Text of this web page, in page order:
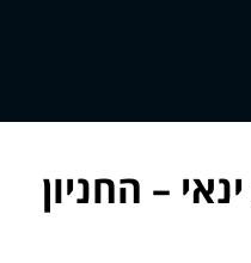
– החניון